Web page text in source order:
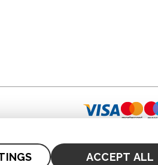
ACCEPT ALL